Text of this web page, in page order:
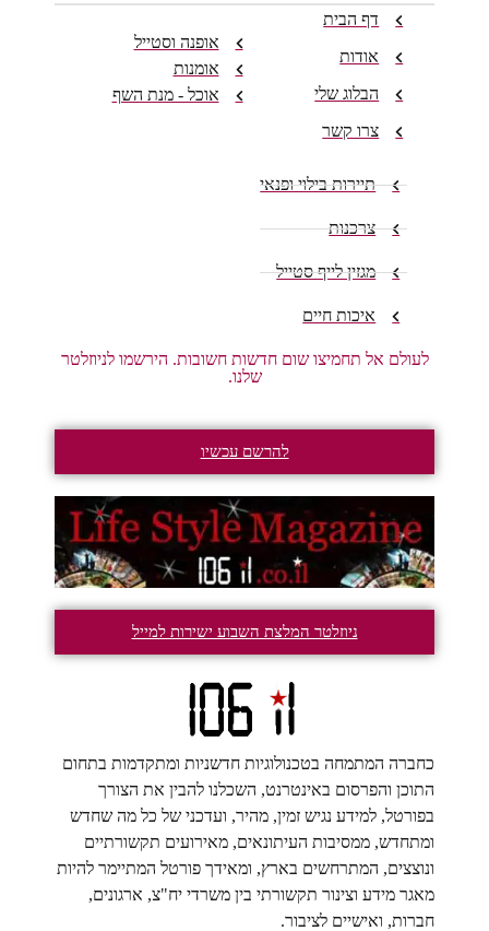
דף הבית
אודות
הבלוג שלי
צרו קשר
אופנה וסטייל
אומנות
אוכל - מנת השף
תיירות בילוי ופנאי
צרכנות
מגזין לייף סטייל
איכות חיים
לעולם אל תחמיצו שום חדשות חשובות. הירשמו לניוזלטר
שלנו.
להרשם עכשיו
ניוזלטר המלצת השבוע ישירות למייל
כחברה המתמחה בטכנולוגיות חדשניות ומתקדמות בתחום
התוכן והפרסום באינטרנט, השכלנו להבין את הצורך
בפורטל, למידע נגיש זמין, מהיר, ועדכני של כל מה שחדש
ומתחדש, ממסיבות העיתונאים, מאירועים תקשורתיים
ונוצצים, המתרחשים בארץ, ומאידך פורטל המתיימר להיות
מאגר מידע וצינור תקשורתי בין משרדי יח"צ, ארגונים,
חברות, ואישיים לציבור.